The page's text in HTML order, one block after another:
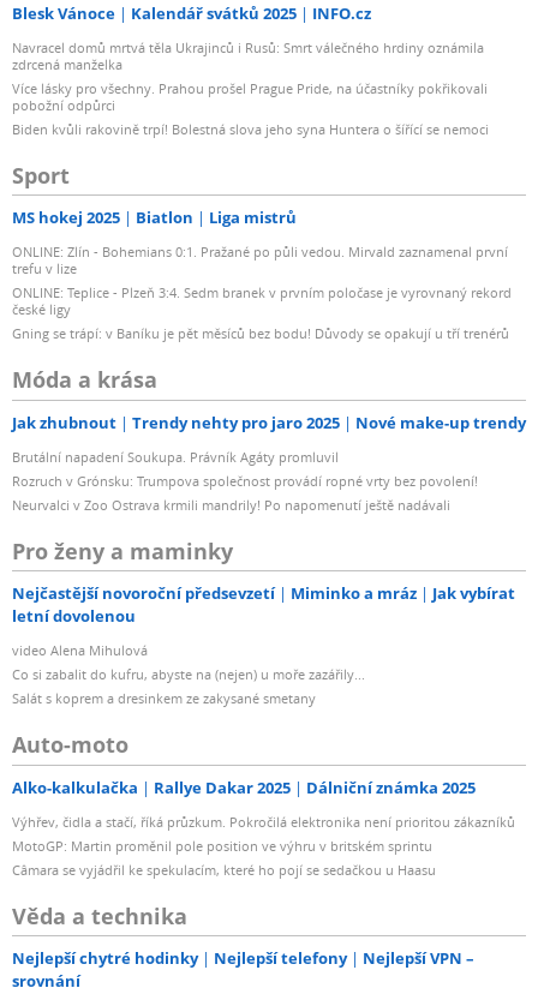
Blesk Vánoce Kalendář svátků 2025 INFO.cz
Navracel domů mrtvá těla Ukrajinců i Rusů: Smrt válečného hrdiny oznámila
zdrcená manželka
Více lásky pro všechny. Prahou prošel Prague Pride, na účastníky pokřikovali
pobožní odpůrci
Biden kvůli rakovině trpí! Bolestná slova jeho syna Huntera o šířící se nemoci
Sport
MS hokej 2025 Biatlon Liga mistrů
ONLINE: Zlín - Bohemians 0:1. Pražané po půli vedou. Mirvald zaznamenal první
trefu v lize
ONLINE: Teplice - Plzeň 3:4. Sedm branek v prvním poločase je vyrovnaný rekord
české ligy
Gning se trápí: v Baníku je pět měsíců bez bodu! Důvody se opakují u tří trenérů
Móda a krása
Jak zhubnout Trendy nehty pro jaro 2025 Nové make-up trendy
Brutální napadení Soukupa. Právník Agáty promluvil
Rozruch v Grónsku: Trumpova společnost provádí ropné vrty bez povolení!
Neurvalci v Zoo Ostrava krmili mandrily! Po napomenutí ještě nadávali
Pro ženy a maminky
Nejčastější novoroční předsevzetí Miminko a mráz
Jak vybírat
letní dovolenou
video Alena Mihulová
Co si zabalit do kufru, abyste na (nejen) u moře zazářily...
Salát s koprem a dresinkem ze zakysané smetany
Auto-moto
Alko-kalkulačka Rallye Dakar 2025 Dálniční známka 2025
Výhřev, čidla a stačí, říká průzkum. Pokročilá elektronika není prioritou zákazníků
MotoGP: Martin proměnil pole position ve výhru v britském sprintu
Câmara se vyjádřil ke spekulacím, které ho pojí se sedačkou u Haasu
Věda a technika
Nejlepší chytré hodinky Nejlepší telefony
Nejlepší VPN –
srovnání